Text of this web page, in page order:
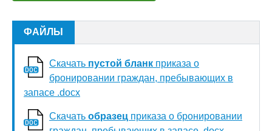
ФАЙЛЫ
Скачать пустой бланк приказа о
бронировании граждан, пребывающих в
запасе .docx
Скачать образец приказа о бронировании